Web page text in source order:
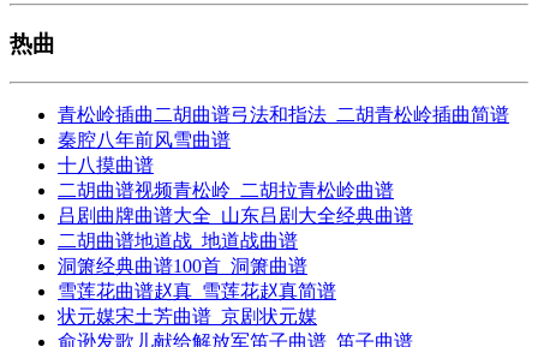
热曲
青松岭插曲二胡曲谱弓法和指法_二胡青松岭插曲简谱
秦腔八年前风雪曲谱
十八摸曲谱
二胡曲谱视频青松岭_二胡拉青松岭曲谱
吕剧曲牌曲谱大全_山东吕剧大全经典曲谱
二胡曲谱地道战_地道战曲谱
洞箫经典曲谱100首_洞箫曲谱
雪莲花曲谱赵真_雪莲花赵真简谱
状元媒宋土芳曲谱_京剧状元媒
俞逊发歌儿献给解放军笛子曲谱_笛子曲谱